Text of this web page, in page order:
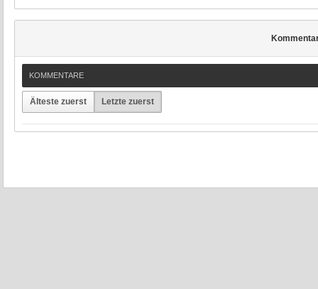
KOMMENTARE
Älteste zuerst Letzte zuerst